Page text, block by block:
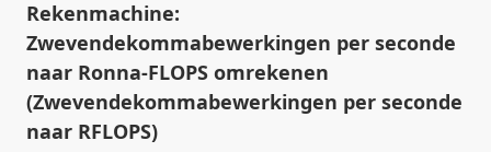
Rekenmachine:
Zwevendekommabewerkingen per seconde
naar Ronna-FLOPS omrekenen
(Zwevendekommabewerkingen per seconde
naar RFLOPS)